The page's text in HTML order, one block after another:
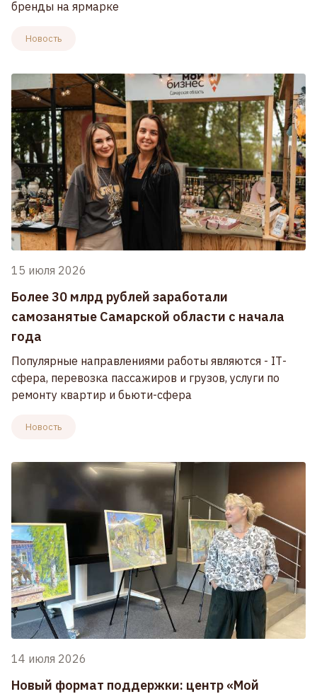
бренды на ярмарке
Новость
15 июля 2026
Более 30 млрд рублей заработали
самозанятые Самарской области с начала
года
Популярные направлениями работы являются - IТ-
сфера, перевозка пассажиров и грузов, услуги по
ремонту квартир и бьюти-сфера
Новость
14 июля 2026
Новый формат поддержки: центр «Мой